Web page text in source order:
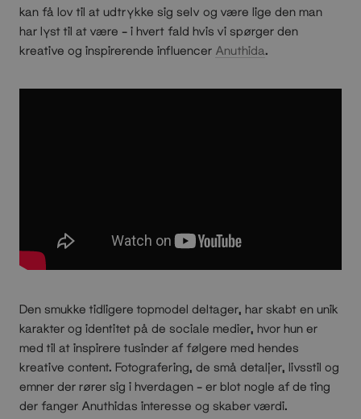
kan få lov til at udtrykke sig selv og være lige den man
har lyst til at være – i hvert fald hvis vi spørger den
kreative og inspirerende influencer Anuthida.
Den smukke tidligere topmodel deltager, har skabt en unik
karakter og identitet på de sociale medier, hvor hun er
med til at inspirere tusinder af følgere med hendes
kreative content. Fotografering, de små detaljer, livsstil og
emner der rører sig i hverdagen – er blot nogle af de ting
der fanger Anuthidas interesse og skaber værdi.